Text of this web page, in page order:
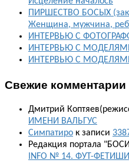
ПИРШЕСТВО БОСЫХ
Женщина, мужчина,
ИНТЕРВЬЮ С
ИНТЕРВЬЮ С
ИНТЕРВЬЮ С
Свежие комментарии
Дмитрий
ИМЕНИ ВАЛЬГУС
Симпатиро к записи
Редакция портала
INFO № 14. ФУТ-